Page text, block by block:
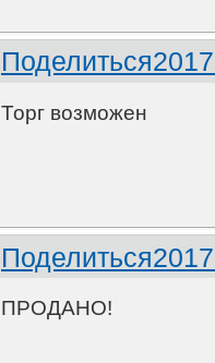
Поделиться
Торг возможен
Поделиться
ПРОДАНО!